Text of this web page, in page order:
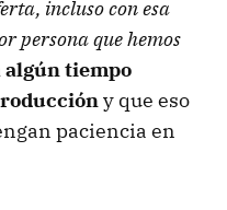
incluso con esa
persona que hemos
tiempo
y que eso
paciencia en